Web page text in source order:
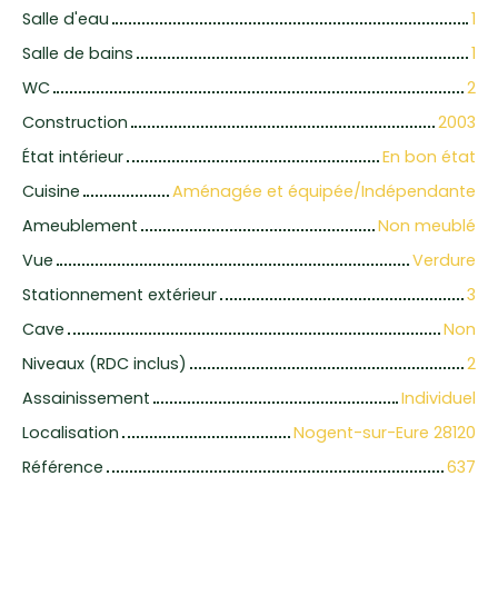
Salle d'eau
1
Salle de bains
1
WC
2
Construction
2003
État intérieur
En bon état
Cuisine
Aménagée et équipée/Indépendante
Ameublement
Non meublé
Vue
Verdure
Stationnement extérieur
3
Cave
Non
Niveaux (RDC inclus)
2
Assainissement
Individuel
Localisation
Nogent-sur-Eure 28120
Référence
637